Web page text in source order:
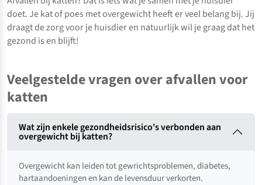
doet. Je kat of poes met overgewicht heeft er veel belang bij. Jij
draagt de zorg voor je huisdier en natuurlijk wil je graag dat het
gezond is en blijft!
Veelgestelde vragen over afvallen voor
katten
Wat zijn enkele gezondheidsrisico's verbonden aan
overgewicht bij katten?
Overgewicht kan leiden tot gewrichtsproblemen, diabetes,
hartaandoeningen en kan de levensduur verkorten.